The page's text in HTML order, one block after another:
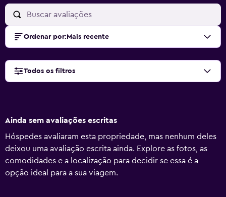
Ordenar por: Mais recente
Todos os filtros
Ainda sem avaliações escritas
Hóspedes avaliaram esta propriedade, mas nenhum deles
deixou uma avaliação escrita ainda. Explore as fotos, as
comodidades e a localização para decidir se essa é a
opção ideal para a sua viagem.